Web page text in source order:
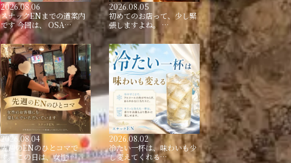
2026.08.06
スナックENまでの道案内
です 今回は、 OSA…
2026.08.05
初めてのお店って、少し緊
張しますよね。 …
2026.08.04
先週のENのひとコマで
す。 この日は、女性…
2026.08.02
冷たい一杯は、味わいも少
し変えてくれる…